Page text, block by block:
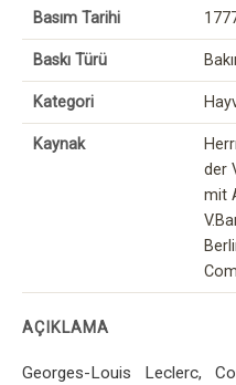
Basım Tarihi
Baskı Türü
Kategori
Kaynak
der
mit
AÇIKLAMA
Georges-Louis Leclerc,